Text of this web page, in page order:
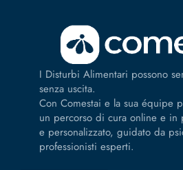
I Disturbi Alimentari possono
senza uscita.
Con Comestai e la sua équipe
un percorso di cura online e in
e personalizzato, guidato da
professionisti esperti.